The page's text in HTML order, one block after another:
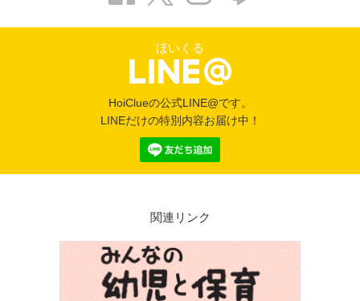
ほいくる
HoiClueの公式LINE@です。
LINEだけの特別内容お届け中！
関連リンク